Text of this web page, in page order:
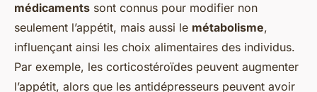
médicaments sont connus pour modifier non
seulement l’appétit, mais aussi le métabolisme,
influençant ainsi les choix alimentaires des individus.
Par exemple, les corticostéroïdes peuvent augmenter
l’appétit, alors que les antidépresseurs peuvent avoir